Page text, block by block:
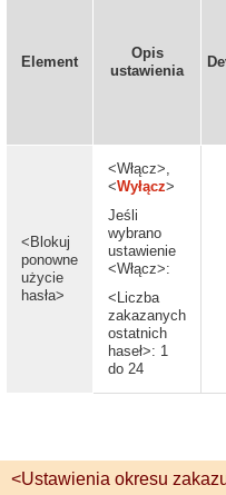
Element
Opis
ustawienia
<Blokuj
ponowne
użycie
hasła>
<Włącz>,
<Wyłącz>
Jeśli
wybrano
ustawienie
<Włącz>:
<Liczba
zakazanych
ostatnich
haseł>: 1
do 24
<Ustawienia okresu